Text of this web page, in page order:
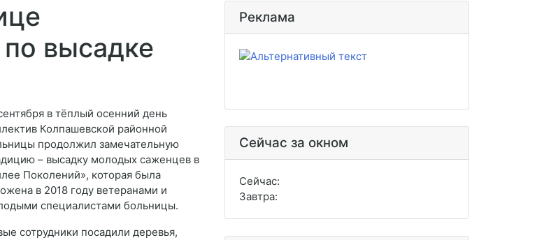
высадке
в тёплый осенний день
Колпашевской районной
продолжил замечательную
– высадку молодых саженцев в
Поколений», которая была
в 2018 году ветеранами и
специалистами больницы.
сотрудники посадили деревья,
Реклама
Сейчас за окном
Сейчас:
Завтра: